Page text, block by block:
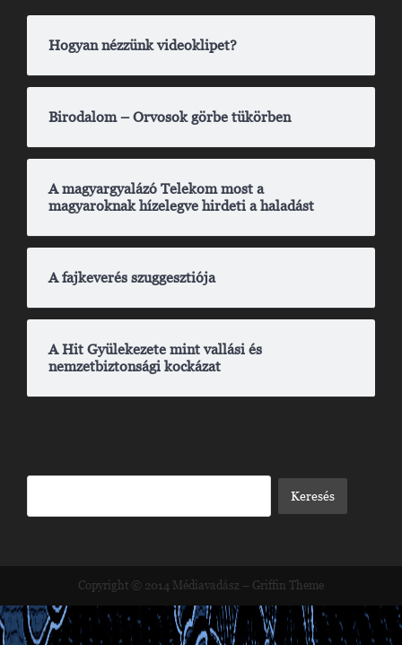
Hogyan nézzünk videoklipet?
Birodalom – Orvosok görbe tükörben
A magyargyalázó Telekom most a
magyaroknak hízelegve hirdeti a haladást
A fajkeverés szuggesztiója
A Hit Gyülekezete mint vallási és
nemzetbiztonsági kockázat
Copyright © 2014 Médiavadász – Griffin Theme